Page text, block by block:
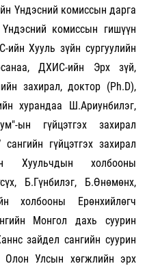
Үндэсний комиссын дарга
комиссын гишүүн
Хууль зүйн сургуулийн
ДХИС-ийн Эрх зүй,
захирал, доктор (Ph.D),
хурандаа Ш.Ариунбилэг,
ын гүйцэтгэх захирал
гүйцэтгэх захирал
Хуульчдын холбооны
Б.Гүнбилэг, Б.Өнөмөнх,
холбооны Ерөнхийлөгч
Монгол дахь суурин
зайдел сангийн суурин
Олон Улсын хөгжлийн эрх